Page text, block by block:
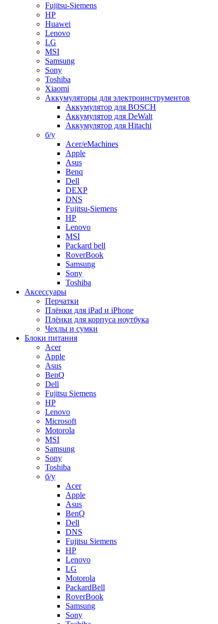
Fujitsu-Siemens
HP
Huawei
Lenovo
LG
MSI
Samsung
Sony
Toshiba
Xiaomi
Аккумуляторы для электроинструментов
Аккумулятор для BOSCH
Аккумулятор для DeWalt
Аккумулятор для Hitachi
б/у
Acer/eMachines
Apple
Asus
Benq
Dell
DEXP
DNS
Fujitsu-Siemens
HP
Lenovo
MSI
Packard bell
RoverBook
Samsung
Sony
Toshiba
Аксессуары
Перчатки
Плёнки для iPad и iPhone
Плёнки для корпуса ноутбука
Чехлы и сумки
Блоки питания
Acer
Apple
Asus
BenQ
Dell
Fujitsu Siemens
HP
Lenovo
Microsoft
Motorola
MSI
Samsung
Sony
Toshiba
б/у
Acer
Apple
Asus
BenQ
Dell
DNS
Fujitsu Siemens
HP
Lenovo
LG
Motorola
PackardBell
RoverBook
Samsung
Sony